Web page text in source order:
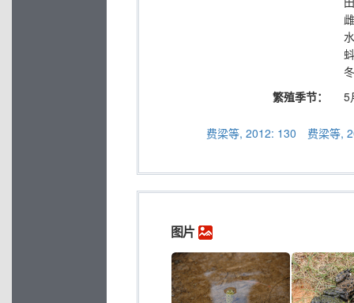
繁殖季节：
5
费梁等,
费梁等, 2012: 130
图片